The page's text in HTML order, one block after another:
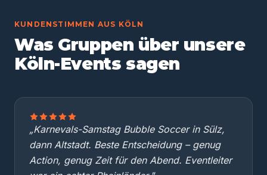
KUNDENSTIMMEN AUS KÖLN
Was Gruppen über unsere
Köln-Events sagen
„Karnevals-Samstag Bubble Soccer in Sülz,
dann Altstadt. Beste Entscheidung – genug
Action, genug Zeit für den Abend. Eventleiter